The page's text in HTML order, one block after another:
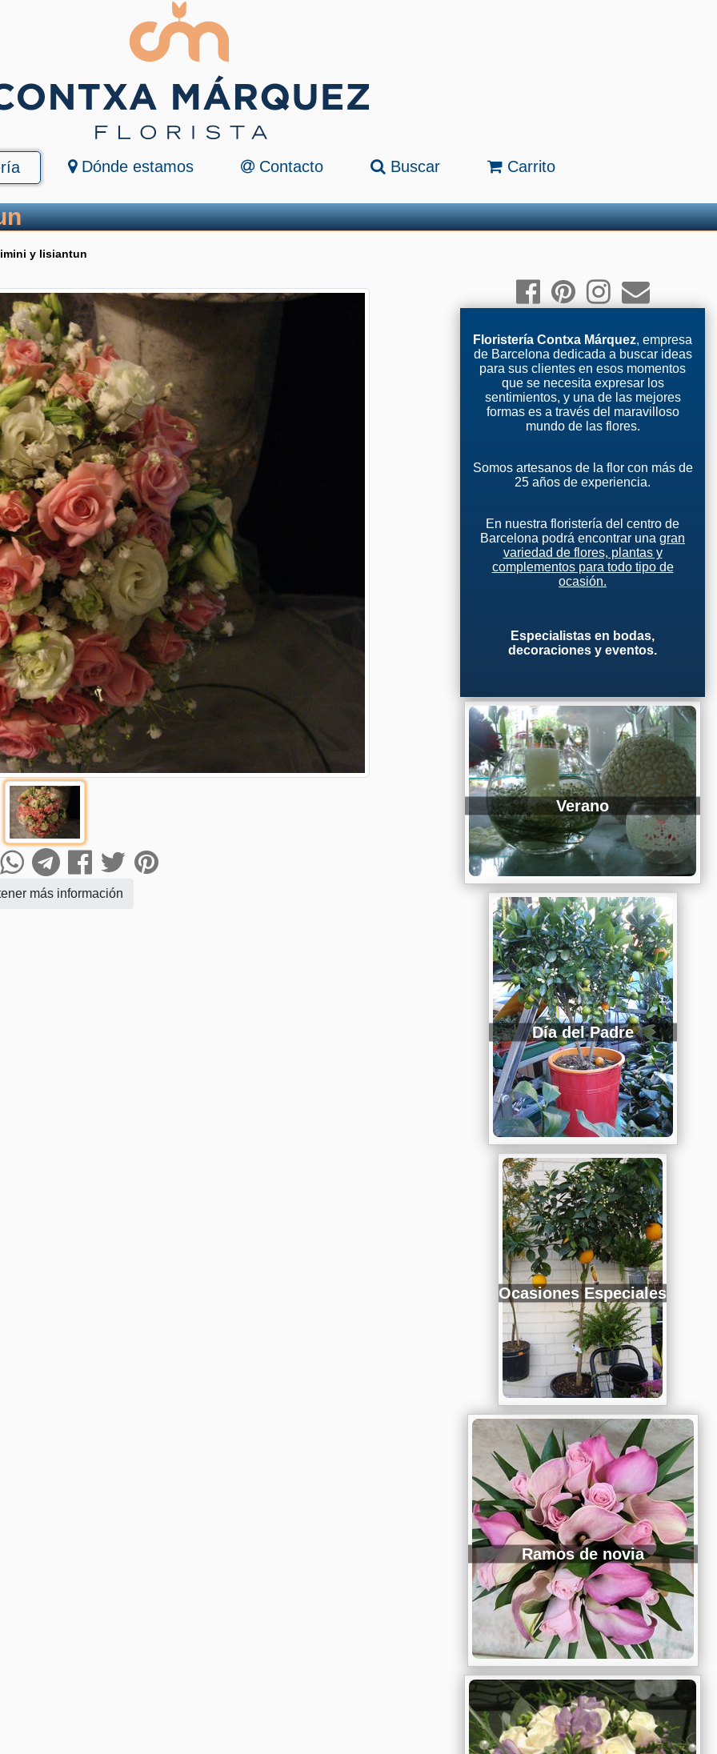
Dónde estamos Contacto Buscar Carrito
y lisiantun
más información
Floristería Contxa Márquez, empresa
de Barcelona dedicada a buscar ideas
para sus clientes en esos momentos
que se necesita expresar los
sentimientos, y una de las mejores
formas es a través del maravilloso
mundo de las flores.
Somos artesanos de la flor con más de
25 años de experiencia.
En nuestra floristería del centro de
Barcelona podrá encontrar una gran
variedad de flores, plantas y
complementos para todo tipo de
ocasión.
Especialistas en bodas,
decoraciones y eventos.
Verano
Día del Padre
Ocasiones Especiales
Ramos de novia